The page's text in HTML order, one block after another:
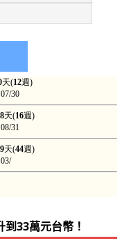
33萬元台幣！